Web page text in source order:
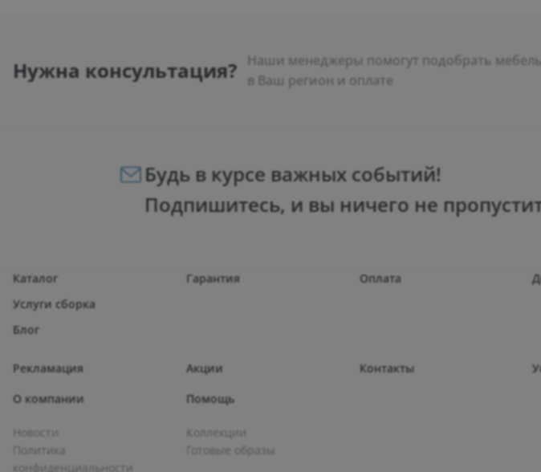
Нужна консультация?
Наши менеджеры помогут подобрать
в Ваш регион и оплате
Будь в курсе важных событий!
Подпишитесь, и вы ничего не
Каталог
Услуги сборка
Блог
Гарантия Оплата
Рекламация Акции Контакты
О компании
Новости
Политика
конфиденциальности
Помощь
Коллекции
Готовые образы